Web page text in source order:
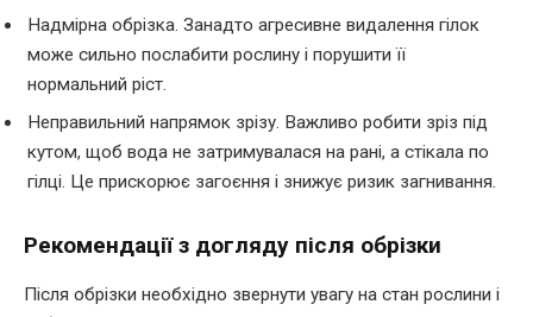
Надмірна обрізка. Занадто агресивне видалення гілок
може сильно послабити рослину і порушити її
нормальний ріст.
Неправильний напрямок зрізу. Важливо робити зріз під
кутом, щоб вода не затримувалася на рані, а стікала по
гілці. Це прискорює загоєння і знижує ризик загнивання.
Рекомендації з догляду після обрізки
Після обрізки необхідно звернути увагу на стан рослини і